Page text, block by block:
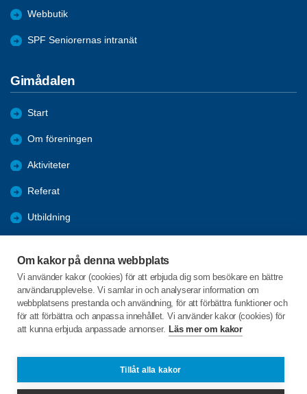
Om kakor på denna webbplats
Vi använder kakor (cookies) för att erbjuda dig som besökare en bättre
användarupplevelse. Vi samlar in och analyserar information om
webbplatsens prestanda och användning, för att förbättra funktioner och
för att förbättra och anpassa innehållet. Vi använder kakor (cookies) för
att kunna erbjuda anpassade annonser. Läs mer om kakor
Tillåt alla kakor
Webbutik
SPF Seniorernas intranät
Gimådalen
Start
Om föreningen
Aktiviteter
Referat
Utbildning
Bli medlem
Bra länkar
C/o:Inger Andersson